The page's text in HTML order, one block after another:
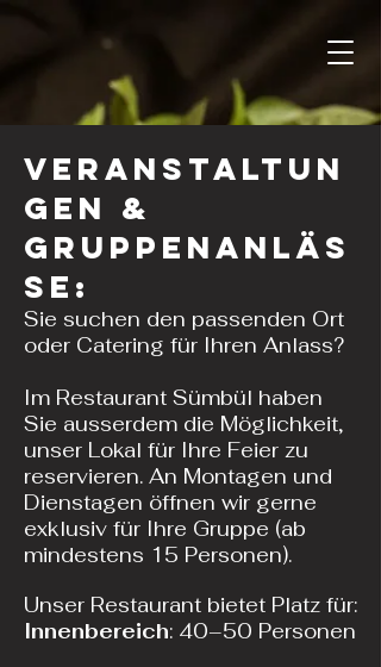
KÜCHE
Veranstaltun
gen &
Gruppenanläs
se​:
Sie suchen den passenden Ort
oder Catering für Ihren Anlass?
Im Restaurant Sümbül haben
Sie ausserdem die Möglichkeit,
unser Lokal für Ihre Feier zu
reservieren. An Montagen und
Dienstagen öffnen wir gerne
exklusiv für Ihre Gruppe (ab
mindestens 15 Personen).
​Unser Restaurant bietet Platz für:
Innenbereich: 40–50 Personen​